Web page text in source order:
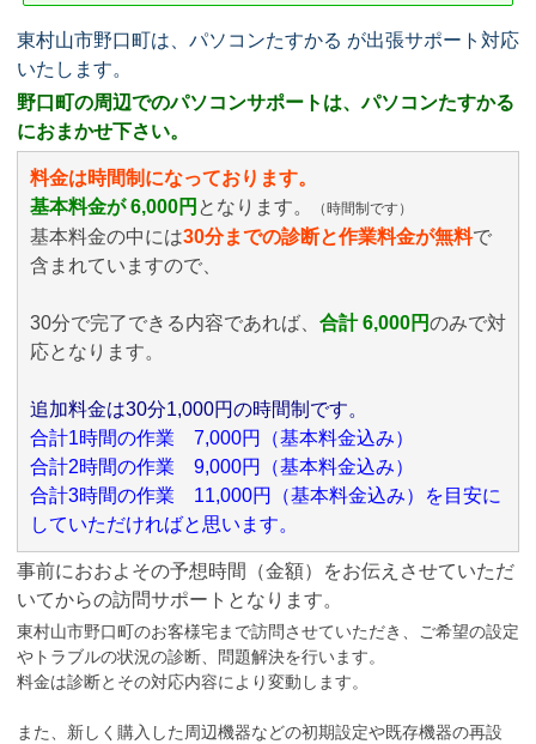
東村山市野口町は、パソコンたすかる が出張サポート対応
いたします。
野口町の周辺でのパソコンサポートは、パソコンたすかる
におまかせ下さい。
料金は時間制になっております。
基本料金が 6,000円 となります。 （時間制です）
基本料金の中には30分までの診断と作業料金が無料で
含まれていますので、
30分で完了できる内容であれば、 合計 6,000円のみで対
応となります。
追加料金は30分1,000円の時間制です。
合計1時間の作業 7,000円（基本料金込み）
合計2時間の作業 9,000円（基本料金込み）
合計3時間の作業 11,000円（基本料金込み）を目安に
していただければと思います。
事前におおよその予想時間（金額）をお伝えさせていただ
いてからの訪問サポートとなります。
東村山市野口町のお客様宅まで訪問させていただき、ご希望の設定
やトラブルの状況の診断、問題解決を行います。
料金は診断とその対応内容により変動します。
また、新しく購入した周辺機器などの初期設定や既存機器の再設